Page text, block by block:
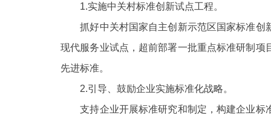
1.实施中关村标准创新试点工程。
抓好中关村国家自主创新示范区国家标准创
现代服务业试点，超前部署一批重点标准研制
先进标准。
2.引导、鼓励企业实施标准化战略。
支持企业开展标准研究和制定，构建企业标